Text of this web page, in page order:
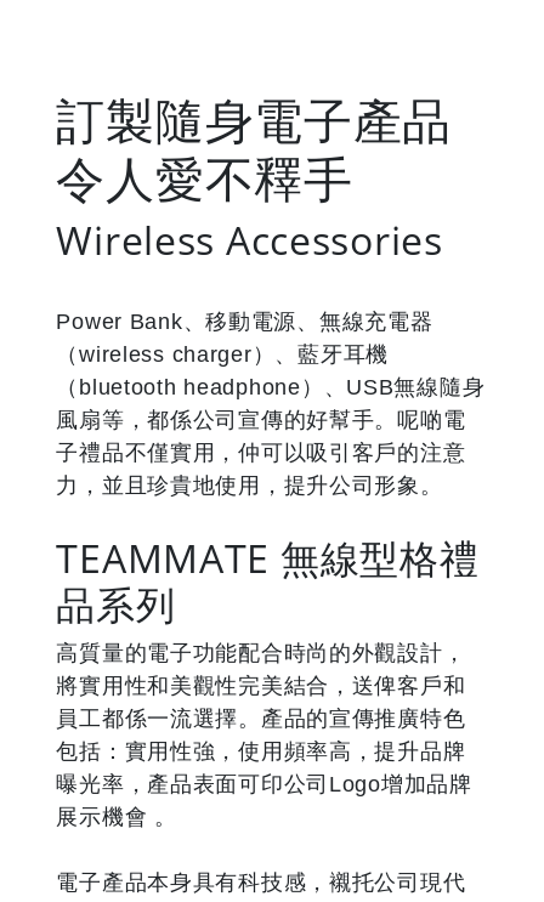
訂製隨身電子產品
令人愛不釋手
Wireless Accessories
Power Bank、移動電源、無線充電器
（wireless charger）、藍牙耳機
（bluetooth headphone）、USB無線隨身
風扇等，都係公司宣傳的好幫手。呢啲電
子禮品不僅實用，仲可以吸引客戶的注意
力，並且珍貴地使用，提升公司形象。
TEAMMATE 無線型格禮
品系列
高質量的電子功能配合時尚的外觀設計，
將實用性和美觀性完美結合，送俾客戶和
員工都係一流選擇。產品的宣傳推廣特色
包括：實用性強，使用頻率高，提升品牌
曝光率，產品表面可印公司Logo增加品牌
展示機會 。
電子產品本身具有科技感，襯托公司現代